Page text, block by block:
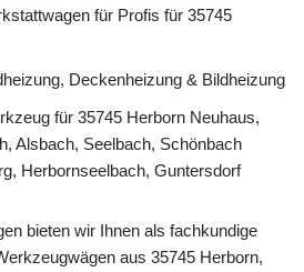
für Profis für 35745
Deckenheizung & Bildheizung
für 35745 Herborn Neuhaus,
Alsbach, Seelbach, Schönbach
Herbornseelbach, Guntersdorf
bieten wir Ihnen als fachkundige
aus 35745 Herborn,